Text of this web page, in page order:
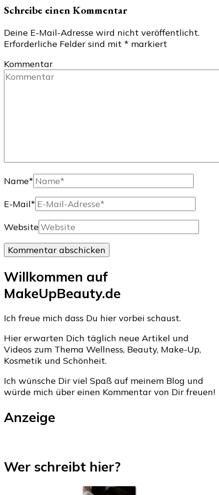
Schreibe einen Kommentar
Deine E-Mail-Adresse wird nicht veröffentlicht.
Erforderliche Felder sind mit * markiert
Kommentar
Name*
E-Mail*
Website
Willkommen auf
MakeUpBeauty.de
Ich freue mich dass Du hier vorbei schaust.
Hier erwarten Dich täglich neue Artikel und
Videos zum Thema Wellness, Beauty, Make-Up,
Kosmetik und Schönheit.
Ich wünsche Dir viel Spaß auf meinem Blog und
würde mich über einen Kommentar von Dir freuen!
Anzeige
Wer schreibt hier?